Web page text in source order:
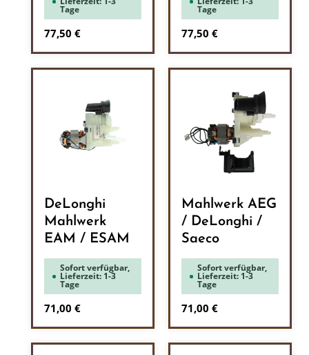
Tage
Regulärer Preis:
77,50 €
Tage
Regulärer Preis:
77,50 €
DeLonghi
Mahlwerk
EAM / ESAM
Sofort verfügbar,
Lieferzeit: 1-3
Tage
Regulärer Preis:
71,00 €
Mahlwerk AEG
/ DeLonghi /
Saeco
Sofort verfügbar,
Lieferzeit: 1-3
Tage
Regulärer Preis:
71,00 €